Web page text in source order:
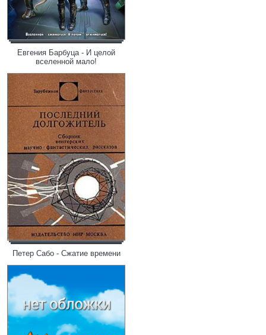
Евгения Барбуца - И целой
вселенной мало!
Петер Сабо - Сжатие времени